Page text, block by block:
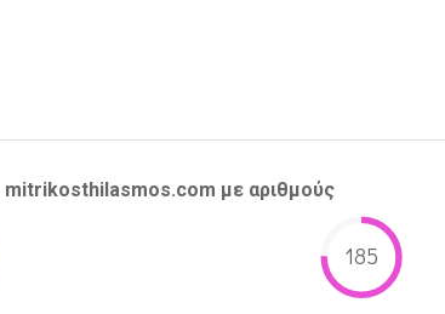
mitrikosthilasmos.com με αριθμούς
185